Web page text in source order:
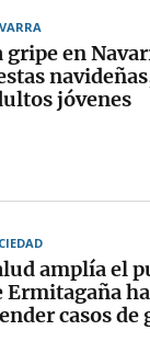
gripe en
jóvenes
amplía el
Ermitagaña
casos de